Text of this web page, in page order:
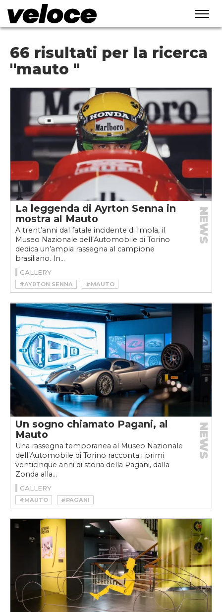
66 risultati per la ricerca
"mauto "
La leggenda di Ayrton Senna in
mostra al Mauto
A trent’anni dal fatale incidente di Imola, il
Museo Nazionale dell’Automobile di Torino
dedica un’ampia rassegna al campione
brasiliano. In...
NEWS
GALLERY
#AYRTON SENNA #MAUTO
Un sogno chiamato Pagani, al
Mauto
Una rassegna temporanea al Museo Nazionale
dell’Automobile di Torino racconta i primi
venticinque anni di storia della Pagani, dalla
Zonda alla...
NEWS
GALLERY
#MAUTO #PAGANI